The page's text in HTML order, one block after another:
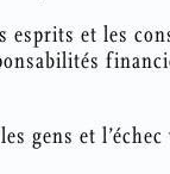
esprits et les
gens et